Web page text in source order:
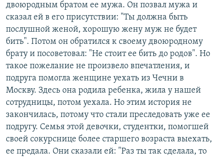
двоюродным братом ее мужа. Он позвал мужа и
сказал ей в его присутствии: "Ты должна быть
послушной женой, хорошую жену муж не будет
бить". Потом он обратился к своему двоюродному
брату и посоветовал: "Не стоит ее бить до родов". Но
такое пожелание не произвело впечатления, и
подруга помогла женщине уехать из Чечни в
Москву. Здесь она родила ребенка, жила у нашей
сотрудницы, потом уехала. Но этим история не
закончилась, потому что стали преследовать уже ее
подругу. Семья этой девочки, студентки, помогшей
своей сокурснице более старшего возраста выехать,
ее предала. Они сказали ей: "Раз ты так сделала, то